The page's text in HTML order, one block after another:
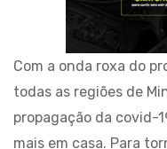
Com a onda roxa do
todas as regiões de
propagação da covid-
mais em casa. Para